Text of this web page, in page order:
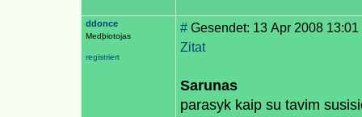
ddonce
Medþiotojas
registriert
# Gesendet: 13 Apr 2008 13:01
Zitat
Sarunas
parasyk kaip su tavim